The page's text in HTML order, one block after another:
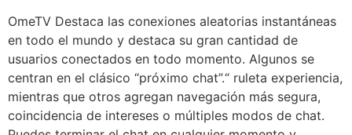
OmeTV Destaca las conexiones aleatorias instantáneas
en todo el mundo y destaca su gran cantidad de
usuarios conectados en todo momento. Algunos se
centran en el clásico “próximo chat”.“ ruleta experiencia,
mientras que otros agregan navegación más segura,
coincidencia de intereses o múltiples modos de chat.